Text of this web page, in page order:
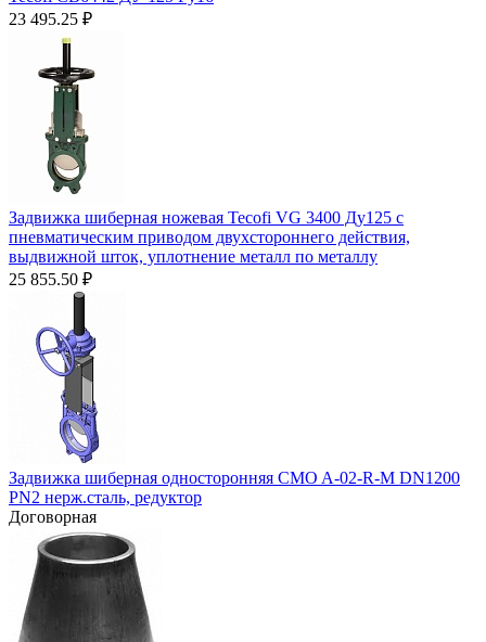
23 495.25 ₽
Задвижка шиберная ножевая Tecofi VG 3400 Ду125 с
пневматическим приводом двухстороннего действия,
выдвижной шток, уплотнение металл по металлу
25 855.50 ₽
Задвижка шиберная односторонняя CMO A-02-R-М DN1200
PN2 нерж.сталь, редуктор
Договорная